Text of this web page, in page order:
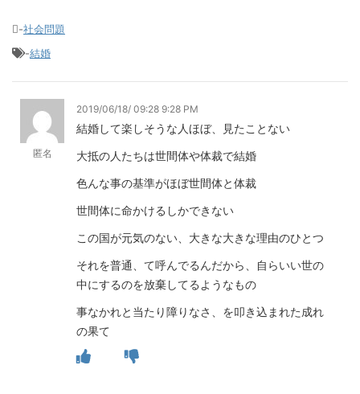
-社会問題
-結婚
匿名
2019/06/18/ 09:28 9:28 PM
結婚して楽しそうな人ほぼ、見たことない
大抵の人たちは世間体や体裁で結婚
色んな事の基準がほぼ世間体と体裁
世間体に命かけるしかできない
この国が元気のない、大きな大きな理由のひとつ
それを普通、て呼んでるんだから、自らいい世の
中にするのを放棄してるようなもの
事なかれと当たり障りなさ、を叩き込まれた成れ
の果て